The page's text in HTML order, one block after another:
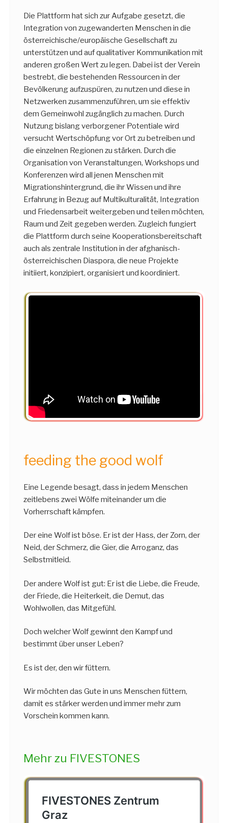
Die Plattform hat sich zur Aufgabe gesetzt, die
Integration von zugewanderten Menschen in die
österreichische/europäische Gesellschaft zu
unterstützen und auf qualitativer Kommunikation mit
anderen großen Wert zu legen. Dabei ist der Verein
bestrebt, die bestehenden Ressourcen in der
Bevölkerung aufzuspüren, zu nutzen und diese in
Netzwerken zusammenzuführen, um sie effektiv
dem Gemeinwohl zugänglich zu machen. Durch
Nutzung bislang verborgener Potentiale wird
versucht Wertschöpfung vor Ort zu betreiben und
die einzelnen Regionen zu stärken. Durch die
Organisation von Veranstaltungen, Workshops und
Konferenzen wird all jenen Menschen mit
Migrationshintergrund, die ihr Wissen und ihre
Erfahrung in Bezug auf Multikulturalität, Integration
und Friedensarbeit weitergeben und teilen möchten,
Raum und Zeit gegeben werden. Zugleich fungiert
die Plattform durch seine Kooperationsbereitschaft
auch als zentrale Institution in der afghanisch-
österreichischen Diaspora, die neue Projekte
initiiert, konzipiert, organisiert und koordiniert.
feeding the good wolf
Eine Legende besagt, dass in jedem Menschen
zeitlebens zwei Wölfe miteinander um die
Vorherrschaft kämpfen.
Der eine Wolf ist böse. Er ist der Hass, der Zorn, der
Neid, der Schmerz, die Gier, die Arroganz, das
Selbstmitleid.
Der andere Wolf ist gut: Er ist die Liebe, die Freude,
der Friede, die Heiterkeit, die Demut, das
Wohlwollen, das Mitgefühl.
Doch welcher Wolf gewinnt den Kampf und
bestimmt über unser Leben?
Es ist der, den wir füttern.
Wir möchten das Gute in uns Menschen füttern,
damit es stärker werden und immer mehr zum
Vorschein kommen kann.
Mehr zu FIVESTONES